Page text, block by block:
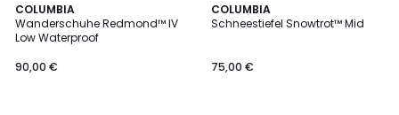
COLUMBIA
Wanderschuhe Redmond™ IV
Low Waterproof
90,00 €
5
/
5
COLUMBIA
Schneestiefel Snowtrot™ Mid
75,00 €